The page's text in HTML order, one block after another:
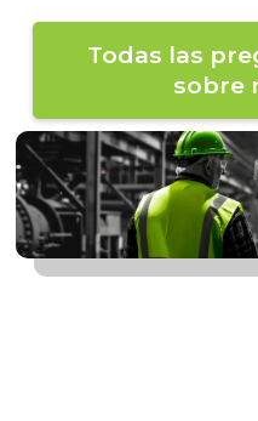
Todas las
sobre